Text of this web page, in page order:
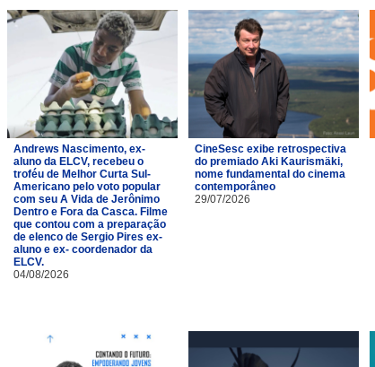
Andrews Nascimento, ex-
aluno da ELCV, recebeu o
troféu de Melhor Curta Sul-
Americano pelo voto popular
com seu A Vida de Jerônimo
Dentro e Fora da Casca. Filme
que contou com a preparação
de elenco de Sergio Pires ex-
aluno e ex- coordenador da
ELCV.
04/08/2026
CineSesc exibe retrospectiva
do premiado Aki Kaurismäki,
nome fundamental do cinema
contemporâneo
29/07/2026